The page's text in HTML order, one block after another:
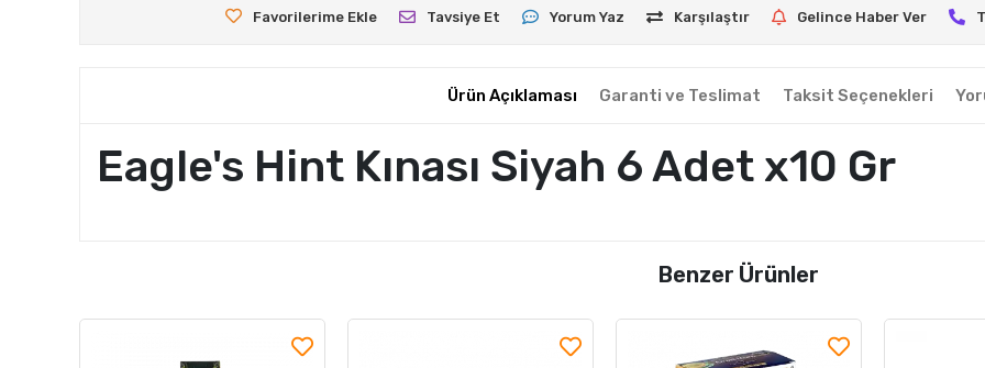
Favorilerime Ekle Tavsiye Et Yorum Yaz Karşılaştır Gelince Haber Ver
Ürün Açıklaması Garanti ve Teslimat Taksit Seçenekleri
Eagle's Hint Kınası Siyah 6 Adet x10 Gr
Benzer Ürünler